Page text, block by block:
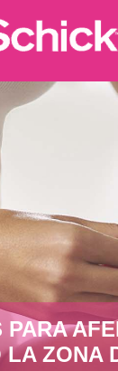
PARA
LA ZONA